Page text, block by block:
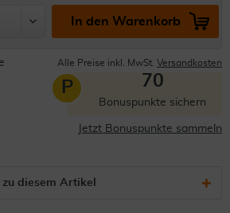
In den Warenkorb
Alle Preise inkl. MwSt. Versandkosten
P 70
Bonuspunkte sichern
Jetzt Bonuspunkte sammeln
diesem Artikel